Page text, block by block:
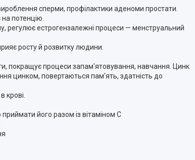
сперми, профілактики аденоми простати.
потенцію.
регулює естрогензалежні процеси — менструальний
росту й розвитку людини.
покращує процеси запам'ятовування, навчання. Цинк
цинком, повертаються пам'ять, здатність до
крові.
його разом із вітаміном С